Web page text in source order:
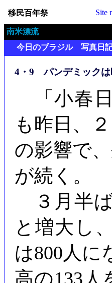
移民百年祭 Site
南米漂流
今日のブラジル 写真日
4・9 パンデミックは
「小春
も昨日、
の影響で
が続く。
３月半
と増大し
は800人に
高の133